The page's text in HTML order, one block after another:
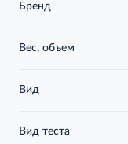
Бренд
Вес, объем
Вид
Вид теста